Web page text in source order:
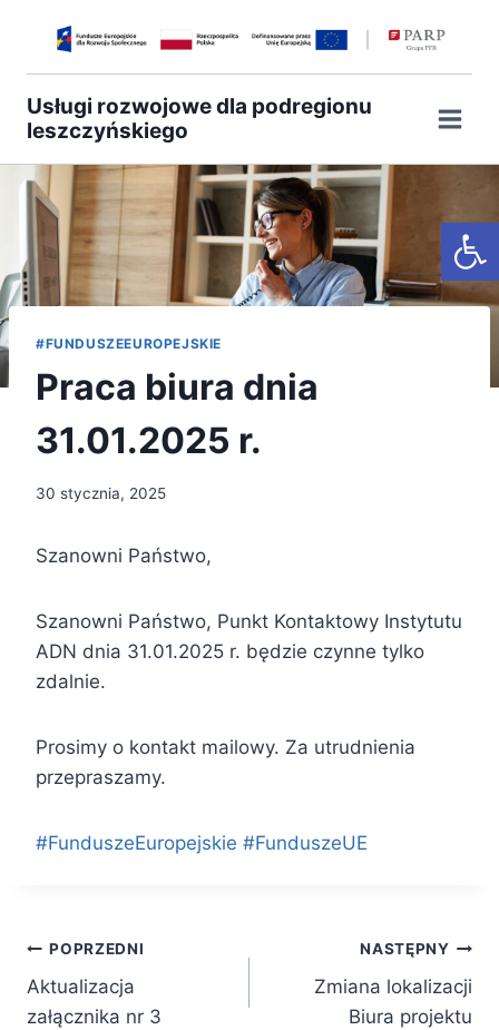
treści
Usługi rozwojowe dla podregionu
leszczyńskiego
#FUNDUSZEEUROPEJSKIE
Praca biura dnia
31.01.2025 r.
30 stycznia, 2025
Szanowni Państwo,
Szanowni Państwo, Punkt Kontaktowy Instytutu
ADN dnia 31.01.2025 r. będzie czynne tylko
zdalnie.
Prosimy o kontakt mailowy. Za utrudnienia
przepraszamy.
#FunduszeEuropejskie #FunduszeUE
Nawigacja
wpisu
POPRZEDNI
Aktualizacja
załącznika nr 3
NASTĘPNY
Zmiana lokalizacji
Biura projektu